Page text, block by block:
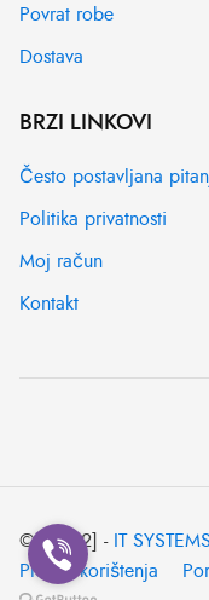
Povrat robe
Dostava
BRZI LINKOVI
Često postavljana
Politika privatnosti
Moj račun
Kontakt
© [2022] - IT SYSTEMS
Pravila korištenja